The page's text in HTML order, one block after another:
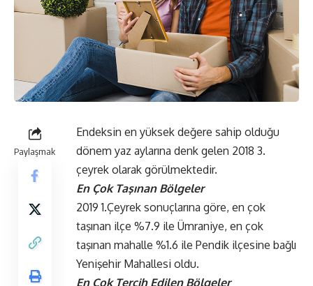
Paylaşmak
Endeksin en yüksek değere sahip olduğu
dönem yaz aylarına denk gelen 2018 3.
çeyrek olarak görülmektedir.
En Çok Taşınan Bölgeler
2019 1.Çeyrek sonuçlarına göre, en çok
taşınan ilçe %7.9 ile Ümraniye, en çok
taşınan mahalle %1.6 ile Pendik ilçesine bağlı
Yenişehir Mahallesi oldu.
En Çok Tercih Edilen Bölgeler